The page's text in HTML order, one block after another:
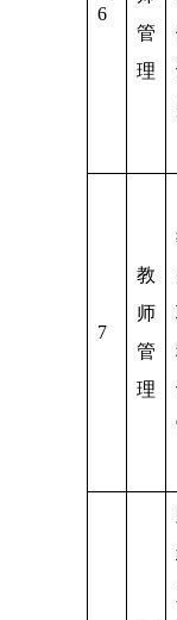
6
管
理
7
教
师
管
理